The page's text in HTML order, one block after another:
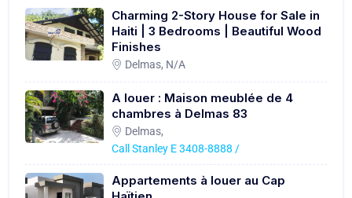
Charming 2-Story House for Sale in
Haiti | 3 Bedrooms | Beautiful Wood
Finishes
Delmas, N/A
A louer : Maison meublée de 4
chambres à Delmas 83
Delmas,
Call Stanley E 3408-8888 /
Appartements à louer au Cap